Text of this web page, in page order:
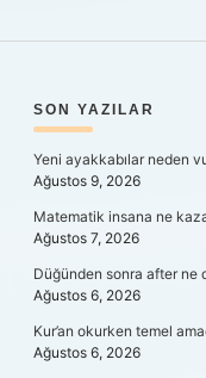
SON YAZILAR
Yeni ayakkabılar neden
Ağustos 9, 2026
Matematik insana ne
Ağustos 7, 2026
Düğünden sonra after ne
Ağustos 6, 2026
Kur’an okurken temel
Ağustos 6, 2026